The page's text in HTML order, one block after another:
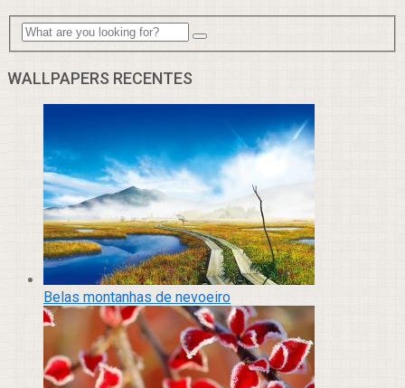
WALLPAPERS RECENTES
Belas montanhas de nevoeiro